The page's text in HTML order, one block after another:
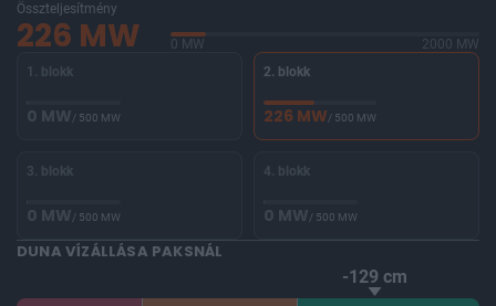
Összteljesítmény
226 MW 0 MW
2000 MW
1. blokk
0 MW/ 500 MW
2. blokk
226 MW/ 500 MW
3. blokk
0 MW/ 500 MW
4. blokk
0 MW/ 500 MW
DUNA VÍZÁLLÁSA PAKSNÁL
-129 cm